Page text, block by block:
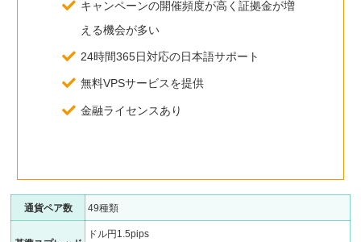
キャンペーンの開催頻度が高く証拠金が増
える機会が多い
24時間365日対応の日本語サポート
無料VPSサービスを提供
金融ライセンスあり
通貨ペア数 49種類
ドル円1.5pips